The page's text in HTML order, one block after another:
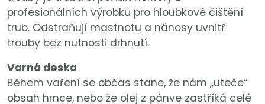
profesionálních výrobků pro hloubkové čištění
trub. Odstraňují mastnotu a nánosy uvnitř
trouby bez nutnosti drhnutí.
Varná deska
Během vaření se občas stane, že nám „uteče“
obsah hrnce, nebo že olej z pánve zastříká celé